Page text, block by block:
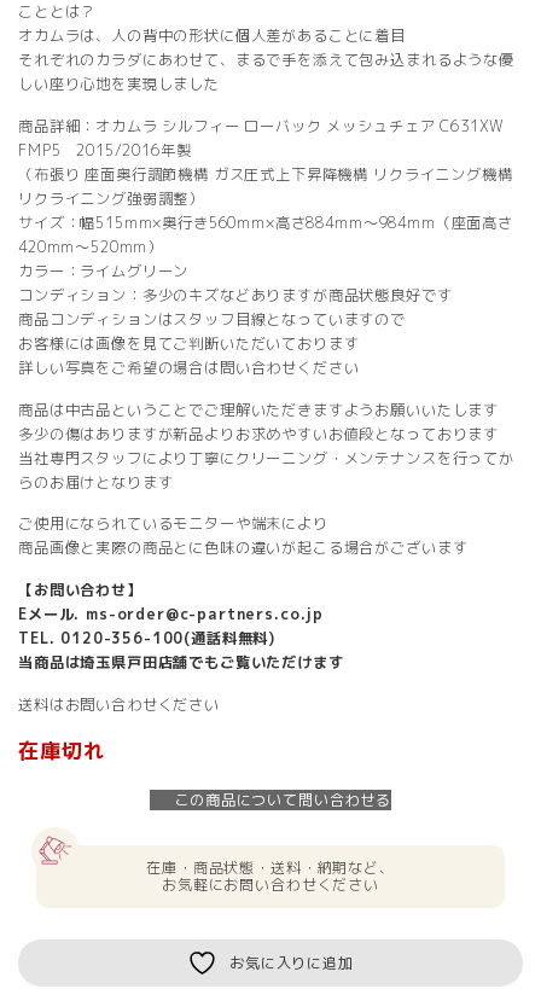
こととは？
オカムラは、人の背中の形状に個人差があることに着目
それぞれのカラダにあわせて、まるで手を添えて包み込まれるような優
しい座り心地を実現しました
商品詳細：オカムラ シルフィー ローバック メッシュチェア C631XW
FMP5 2015/2016年製
（布張り 座面奥行調節機構 ガス圧式上下昇降機構 リクライニング機構
リクライニング強弱調整）
サイズ：幅515mm×奥行き560mm×高さ884mm～984mm（座面高さ
420mm～520mm）
カラー：ライムグリーン
コンディション：多少のキズなどありますが商品状態良好です
商品コンディションはスタッフ目線となっていますので
お客様には画像を見てご判断いただいております
詳しい写真をご希望の場合は問い合わせください
商品は中古品ということでご理解いただきますようお願いいたします
多少の傷はありますが新品よりお求めやすいお値段となっております
当社専門スタッフにより丁寧にクリーニング・メンテナンスを行ってか
らのお届けとなります
ご使用になられているモニターや端末により
商品画像と実際の商品とに色味の違いが起こる場合がございます
【お問い合わせ】
Eメール. ms-order@c-partners.co.jp
TEL. 0120-356-100(通話料無料)
当商品は埼玉県戸田店舗でもご覧いただけます
送料はお問い合わせください
在庫切れ
この商品について問い合わせる
在庫・商品状態・送料・納期など、
お気軽にお問い合わせください
お気に入りに追加